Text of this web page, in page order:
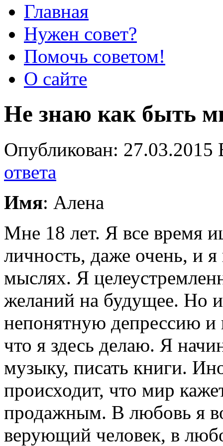
Главная
Нужен совет?
Помочь советом!
О сайте
Не знаю как быть
Опубликован:
ответа
Имя: Алена
Мне 18 лет. Я все время
личность, даже очень, и
мыслях. Я
желаний на будущее. Но
непонятную депрессию
что я здесь делаю. Я
музыку, писать книги.
происходит, что мир
продажным. В любовь я
верующий человек, в